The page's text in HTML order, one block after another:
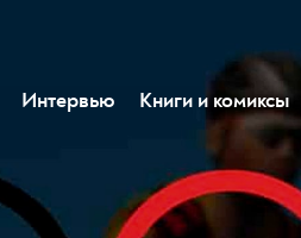
Интервью Книги и комиксы